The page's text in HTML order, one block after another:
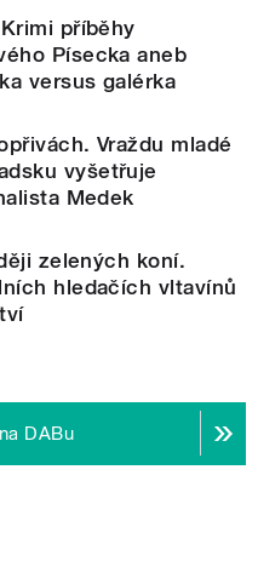
příběhy
Písecka aneb
versus galérka
Vraždu mladé
vyšetřuje
Medek
zelených koní.
hledačích vltavínů
DABu